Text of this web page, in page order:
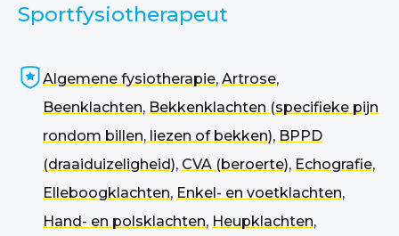
Sportfysiotherapeut
Algemene fysiotherapie, Artrose,
Beenklachten, Bekkenklachten (specifieke pijn
rondom billen, liezen of bekken), BPPD
(draaiduizeligheid), CVA (beroerte), Echografie,
Elleboogklachten, Enkel- en voetklachten,
Hand- en polsklachten, Heupklachten,